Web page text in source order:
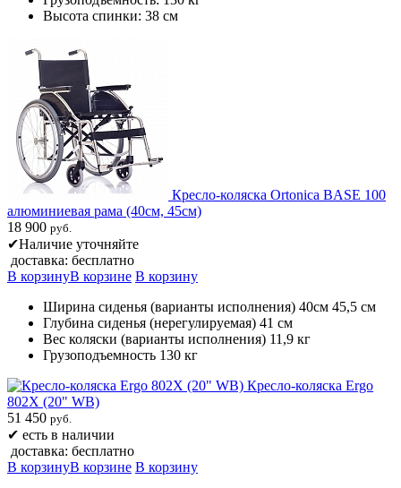
Высота спинки: 38 см
Кресло-коляска Ortonica BASE 100
алюминиевая рама (40см, 45см)
18 900 руб.
✔Наличие уточняйте
доставка: бесплатно
В корзинуВ корзине В корзину
Ширина сиденья (варианты исполнения) 40см 45,5 см
Глубина сиденья (нерегулируемая) 41 см
Вес коляски (варианты исполнения) 11,9 кг
Грузоподъемность 130 кг
Кресло-коляска Ergo
802X (20" WB)
51 450 руб.
✔ есть в наличии
доставка: бесплатно
В корзинуВ корзине В корзину